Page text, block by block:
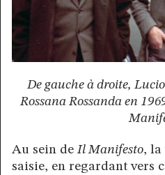
De gauche à droite,
Rossana Rossanda en
Au sein deIl Manifesto, la
saisie, en regardant vers